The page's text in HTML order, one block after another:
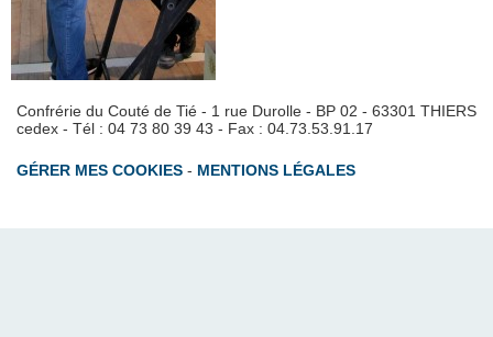
Confrérie du Couté de Tié - 1 rue Durolle - BP 02 - 63301 THIERS
cedex - Tél : 04 73 80 39 43 - Fax : 04.73.53.91.17
GÉRER MES COOKIES - MENTIONS LÉGALES